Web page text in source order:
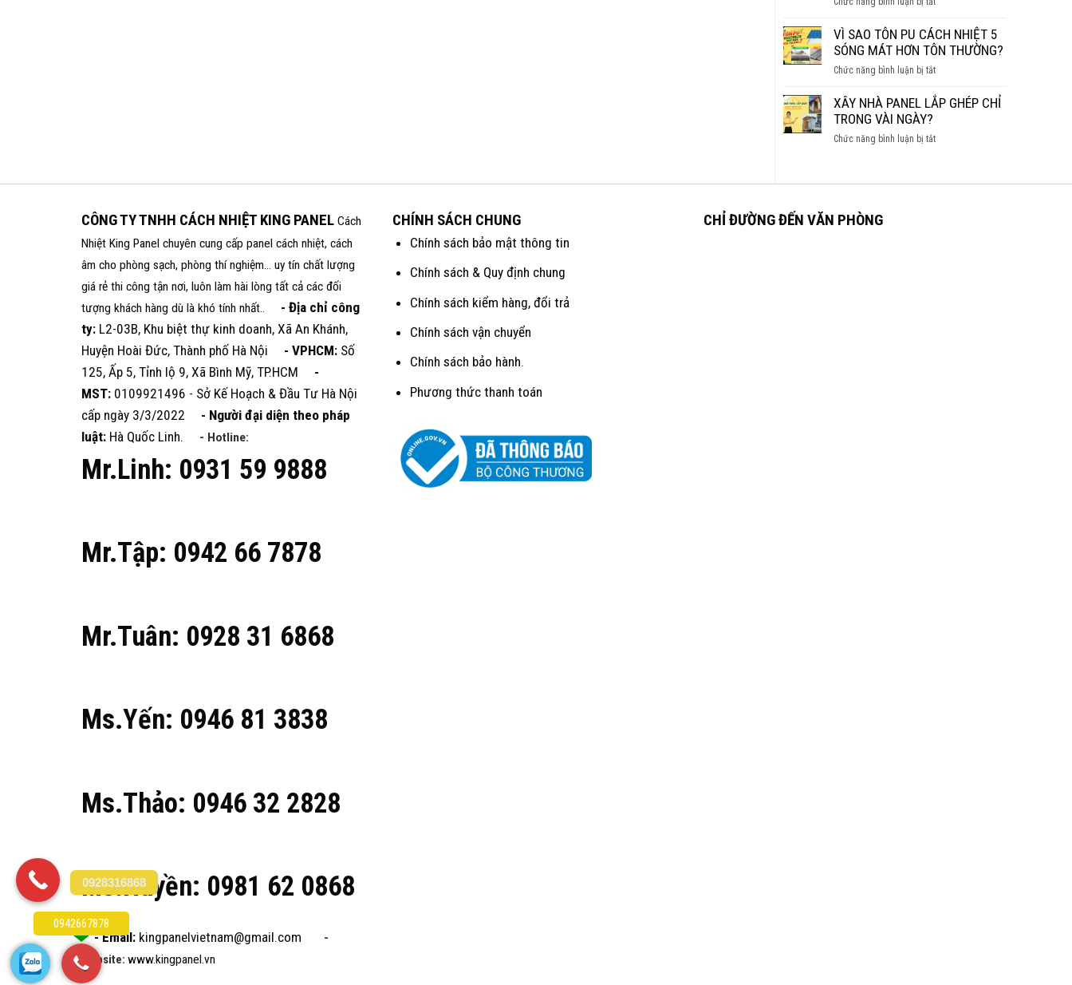
TRÌNH
TẾ
Ở
CÀ
PANEL
CÓ
KHÔNG?
TUỔI
THỌ
TẾ
NĂM?
VÌ SAO TÔN PU CÁCH NHIỆT 5
SÓNG MÁT HƠN TÔN THƯỜNG?
Chức năng bình luận bị tắtở
SAO
CÁCH
XÂY NHÀ PANEL LẮP GHÉP CHỈ
TRONG VÀI NGÀY?
Chức năng bình luận bị tắtở
PANEL
CÔNG TY TNHH CÁCH NHIỆT KING PANEL Cách
Nhiệt King Panel chuyên cung cấp panel cách nhiệt, cách
âm cho phòng sạch, phòng thí nghiệm... uy tín chất lượng
giá rẻ thi công tận nơi, luôn làm hài lòng tất cả các đối
tượng khách hàng dù là khó tính nhất..
- Địa chỉ công
ty: L2-03B, Khu biệt thự kinh doanh, Xã An Khánh,
Huyện Hoài Đức, Thành phố Hà Nội - VPHCM: Số
125, Ấp 5, Tỉnh lộ 9, Xã Bình Mỹ, TP.HCM -
MST: 0109921496 - Sở Kế Hoạch & Đầu Tư Hà Nội
cấp ngày 3/3/2022 - Người đại diện theo pháp
luật: Hà Quốc Linh. - Hotline:
Mr.Linh: 0931 59 9888
Mr.Tập: 0942 66 7878
Mr.Tuân: 0928 31 6868
Ms.Yến: 0946 81 3838
Ms.Thảo: 0946 32 2828
Ms.Huyền: 0981 62 0868
- Email: kingpanelvietnam@gmail.com
-
Website: www.kingpanel.vn
CHÍNH SÁCH CHUNG
Chính sách bảo mật thông tin
Chính sách & Quy định chung
Chính sách kiểm hàng, đổi trả
Chính sách vận chuyển
Chính sách bảo hành.
Phương thức thanh toán
CHỈ ĐƯỜNG ĐẾN VĂN PHÒNG
0928316868
0942667878